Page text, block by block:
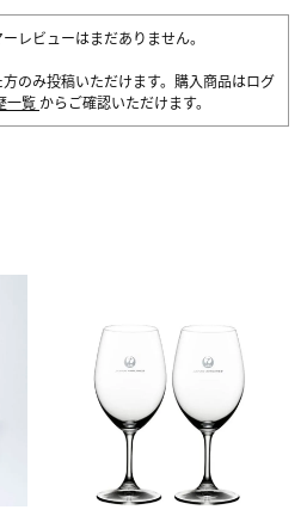
レビューはまだありません。
のみ投稿いただけます。購入商品はログ
一覧 からご確認いただけます。